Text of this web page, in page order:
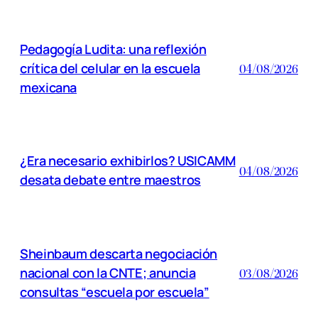
Pedagogía Ludita: una reflexión
crítica del celular en la escuela
mexicana
04/08/2026
¿Era necesario exhibirlos? USICAMM
desata debate entre maestros
04/08/2026
Sheinbaum descarta negociación
nacional con la CNTE; anuncia
consultas “escuela por escuela”
03/08/2026